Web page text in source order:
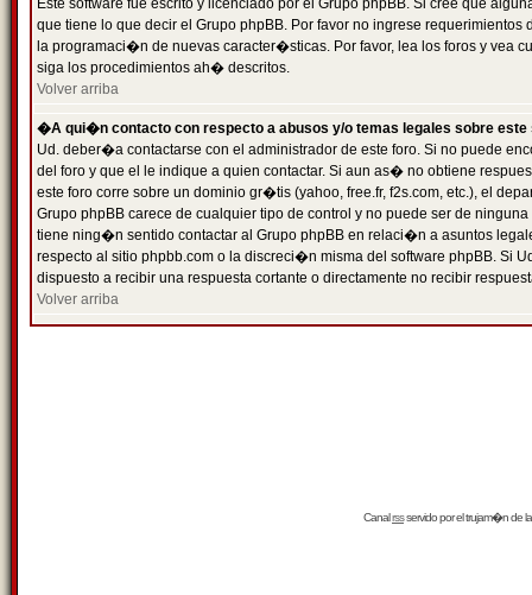
Este software fue escrito y licenciado por el Grupo phpBB. Si cree que
que tiene lo que decir el Grupo phpBB. Por favor no ingrese
la programaci�n de nuevas caracter�sticas. Por favor, lea los foros y vea
siga los procedimientos ah� descritos.
Volver arriba
�A qui�n contacto con respecto a abusos y/o temas legales sobre este
Ud. deber�a contactarse con el administrador de este foro. Si no puede
del foro y que el le indique a quien contactar. Si aun as� no obtiene
este foro corre sobre un dominio gr�tis (yahoo, free.fr, f2s.com, etc.), el
Grupo phpBB carece de cualquier tipo de control y no puede ser de
tiene ning�n sentido contactar al Grupo phpBB en relaci�n a asuntos
respecto al sitio phpbb.com o la discreci�n misma del software phpBB. Si
dispuesto a recibir una respuesta cortante o directamente no recibir
Volver arriba
Canalrssservido por eltrujam�nde